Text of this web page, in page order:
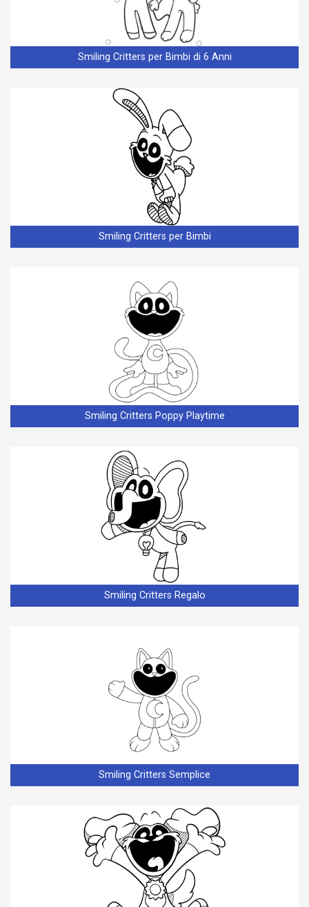
Smiling Critters per Bimbi di 6 Anni
Smiling Critters per Bimbi
Smiling Critters Poppy Playtime
Smiling Critters Regalo
Smiling Critters Semplice